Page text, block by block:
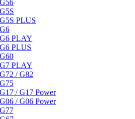
PLUS
PLAY
PLUS
PLAY
/ G82
/ G17 Power
/ G06 Power